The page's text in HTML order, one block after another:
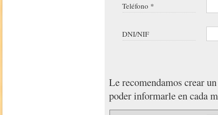
Teléfono *
DNI/NIF
Le recomendamos crear
poder informarle en cada